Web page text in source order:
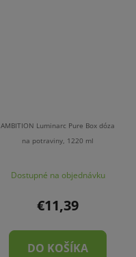
AMBITION Luminarc Pure Box dóza
na potraviny, 1220 ml
Dostupné na objednávku
€11,39
DO KOŠÍKA